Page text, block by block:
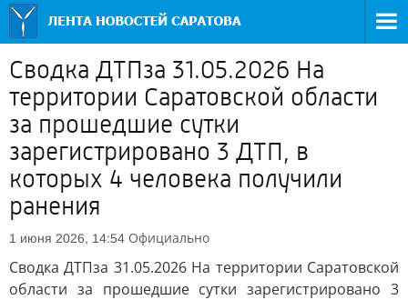
Сводка ДТПза 31.05.2026 На
территории Саратовской области
за прошедшие сутки
зарегистрировано 3 ДТП, в
которых 4 человека получили
ранения
1 июня 2026, 14:54 Официально
Сводка ДТПза 31.05.2026 На территории Саратовской
области за прошедшие сутки зарегистрировано 3